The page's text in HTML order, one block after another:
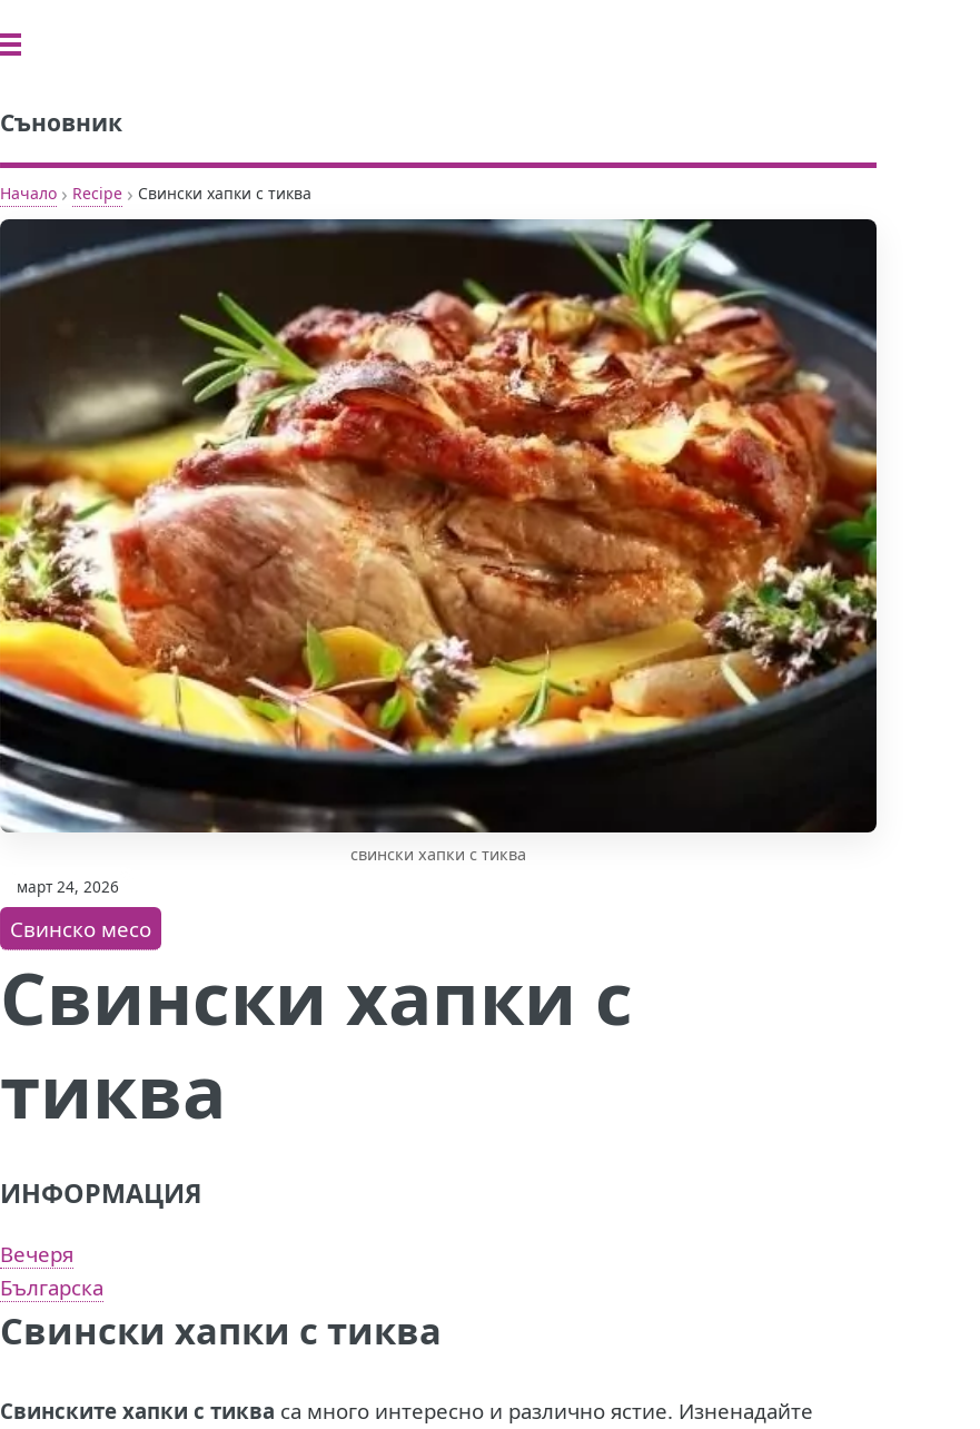
Съновник
Начало › Recipe › Свински хапки с тиква
свински хапки с тиква
март 24, 2026
Свинско месо
Свински хапки с
тиква
ИНФОРМАЦИЯ
Вечеря
Българска
Свински хапки с тиква
Свинските хапки с тиква са много интересно и различно ястие. Изненадайте